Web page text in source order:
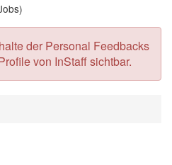
der Personal Feedbacks
von InStaff sichtbar.